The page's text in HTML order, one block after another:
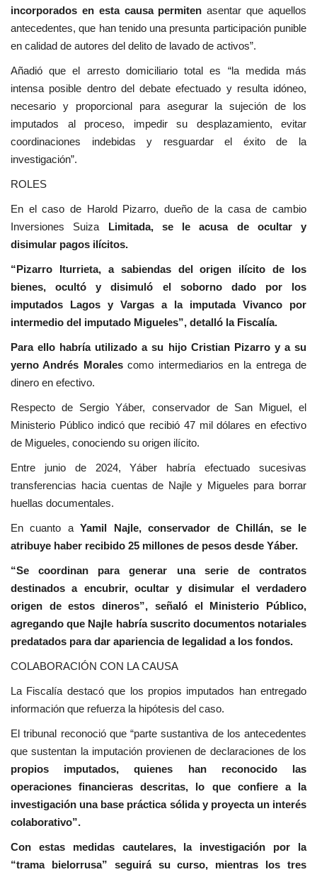
incorporados en esta causa permiten asentar que aquellos
antecedentes, que han tenido una presunta participación punible
en calidad de autores del delito de lavado de activos”.
Añadió que el arresto domiciliario total es “la medida más
intensa posible dentro del debate efectuado y resulta idóneo,
necesario y proporcional para asegurar la sujeción de los
imputados al proceso, impedir su desplazamiento, evitar
coordinaciones indebidas y resguardar el éxito de la
investigación”.
ROLES
En el caso de Harold Pizarro, dueño de la casa de cambio
Inversiones Suiza
Limitada, se le acusa de ocultar y
disimular pagos ilícitos.
“Pizarro Iturrieta, a sabiendas del origen ilícito de los
bienes, ocultó y disimuló el soborno dado por los
imputados Lagos y Vargas a la imputada Vivanco por
intermedio del imputado Migueles”, detalló la Fiscalía.
Para ello habría utilizado a su hijo Cristian Pizarro y a su
yerno Andrés Moralescomo intermediarios en la entrega de
dinero en efectivo.
Respecto de Sergio Yáber, conservador de San Miguel, el
Ministerio Público indicó que recibió 47 mil dólares en efectivo
de Migueles, conociendo su origen ilícito.
Entre junio de 2024, Yáber habría efectuado sucesivas
transferencias hacia cuentas de Najle y Migueles para borrar
huellas documentales.
En cuanto aYamil Najle, conservador de Chillán, se le
atribuye haber recibido 25 millones de pesos desde Yáber.
“Se coordinan para generar una serie de contratos
destinados a encubrir, ocultar y disimular el verdadero
origen de estos dineros”, señaló el Ministerio Público,
agregando que Najle habría suscrito documentos notariales
predatados para dar apariencia de legalidad a los fondos.
COLABORACIÓN CON LA CAUSA
La Fiscalía destacó que los propios imputados han entregado
información que refuerza la hipótesis del caso.
El tribunal reconoció que “parte sustantiva de los antecedentes
que sustentan la imputación provienen de declaraciones de los
propios imputados, quienes han reconocido las
operaciones financieras descritas, lo que confiere a la
investigación una base práctica sólida y proyecta un interés
colaborativo”.
Con estas medidas cautelares, la investigación por la
“trama bielorrusa” seguirá su curso, mientras los tres